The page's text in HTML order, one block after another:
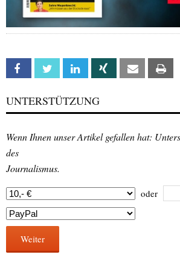
Facebook Twitter Linkedin Xing Email
UNTERSTÜTZUNG
Wenn Ihnen unser Artikel gefallen hat:
des
Journalismus.
oder
Weiter